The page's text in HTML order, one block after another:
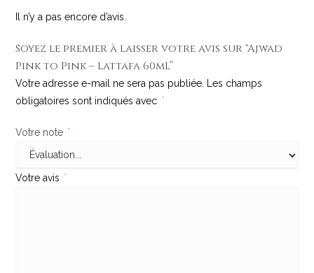
Il n’y a pas encore d’avis.
Soyez le premier à laisser votre avis sur “Ajwad
Pink to Pink – Lattafa 60mL”
Votre adresse e-mail ne sera pas publiée.
Les champs
obligatoires sont indiqués avec
*
Votre note *
Votre avis *